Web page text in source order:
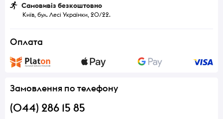
Самовивіз безкоштовно
Київ, бул. Лесі Українки, 20/22.
Оплата
Замовлення по телефону
(044) 286 15 85